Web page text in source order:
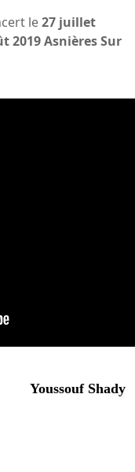
le27 juillet
2019 Asnières Sur
Youssouf Shady